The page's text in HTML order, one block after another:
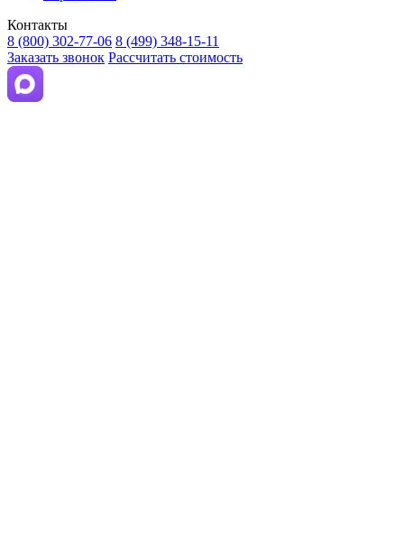
Контакты
8 (800) 302-77-06 8 (499) 348-15-11
Заказать звонок Рассчитать стоимость